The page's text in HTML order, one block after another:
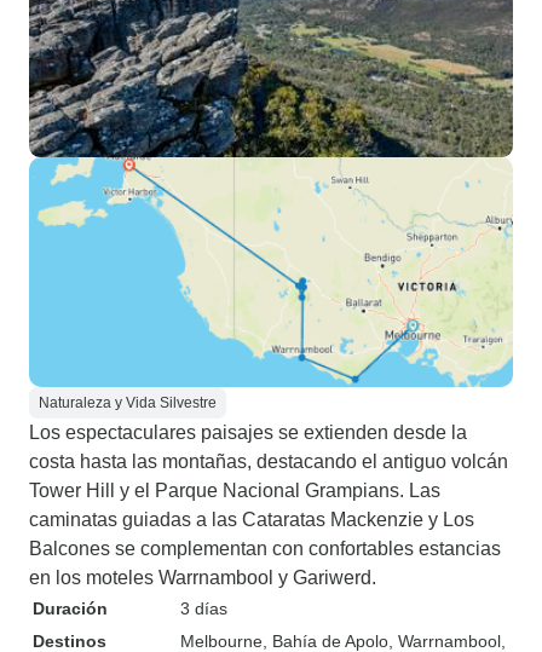
Naturaleza y Vida Silvestre
Los espectaculares paisajes se extienden desde la
costa hasta las montañas, destacando el antiguo volcán
Tower Hill y el Parque Nacional Grampians. Las
caminatas guiadas a las Cataratas Mackenzie y Los
Balcones se complementan con confortables estancias
en los moteles Warrnambool y Gariwerd.
Duración
3 días
Destinos
Melbourne , Bahía de Apolo , Warrnambool